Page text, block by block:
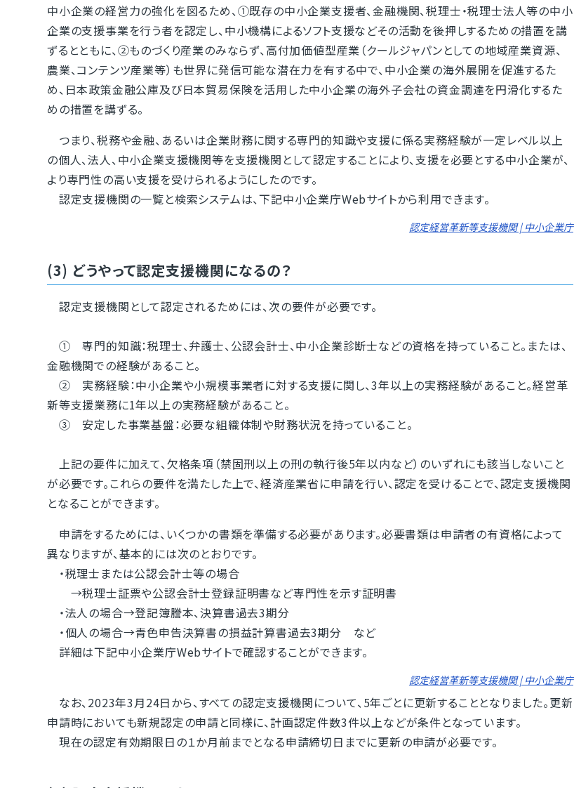
中小企業の経営力の強化を図るため、①既存の中小企業支援者、金融機関、税理士・税理士法人等の中小
企業の支援事業を行う者を認定し、中小機構によるソフト支援などその活動を後押しするための措置を講
ずるとともに、②ものづくり産業のみならず、高付加価値型産業（クールジャパンとしての地域産業資源、
農業、コンテンツ産業等）も世界に発信可能な潜在力を有する中で、中小企業の海外展開を促進するた
め、日本政策金融公庫及び日本貿易保険を活用した中小企業の海外子会社の資金調達を円滑化するた
めの措置を講ずる。
つまり、税務や金融、あるいは企業財務に関する専門的知識や支援に係る実務経験が一定レベル以上
の個人、法人、中小企業支援機関等を支援機関として認定することにより、支援を必要とする中小企業が、
より専門性の高い支援を受けられるようにしたのです。
認定支援機関の一覧と検索システムは、下記中小企業庁Webサイトから利用できます。
認定経営革新等支援機関 | 中小企業庁
(3) どうやって認定支援機関になるの？
認定支援機関として認定されるためには、次の要件が必要です。
① 専門的知識：税理士、弁護士、公認会計士、中小企業診断士などの資格を持っていること。または、
金融機関での経験があること。
② 実務経験：中小企業や小規模事業者に対する支援に関し、3年以上の実務経験があること。経営革
新等支援業務に1年以上の実務経験があること。
③ 安定した事業基盤：必要な組織体制や財務状況を持っていること。
上記の要件に加えて、欠格条項（禁固刑以上の刑の執行後5年以内など）のいずれにも該当しないこと
が必要です。これらの要件を満たした上で、経済産業省に申請を行い、認定を受けることで、認定支援機関
となることができます。
申請をするためには、いくつかの書類を準備する必要があります。必要書類は申請者の有資格によって
異なりますが、基本的には次のとおりです。
・税理士または公認会計士等の場合
→税理士証票や公認会計士登録証明書など専門性を示す証明書
・法人の場合→登記簿謄本、決算書過去3期分
・個人の場合→青色申告決算書の損益計算書過去3期分 など
詳細は下記中小企業庁Webサイトで確認することができます。
認定経営革新等支援機関 | 中小企業庁
なお、2023年3月24日から、すべての認定支援機関について、5年ごとに更新することとなりました。更新
申請時においても新規認定の申請と同様に、計画認定件数3件以上などが条件となっています。
現在の認定有効期限日の１か月前までとなる申請締切日までに更新の申請が必要です。